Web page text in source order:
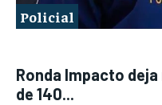
Policial
Ronda Impacto
de 140...